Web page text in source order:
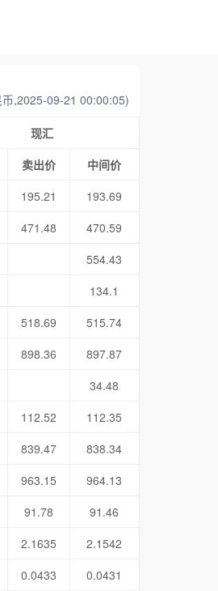
,2025-09-21 00:00:05)
现汇
卖出价
中间价
195.21
193.69
471.48
470.59
554.43
134.1
518.69
515.74
898.36
897.87
34.48
112.52
112.35
839.47
838.34
963.15
964.13
91.78
91.46
2.1635
2.1542
0.0433
0.0431